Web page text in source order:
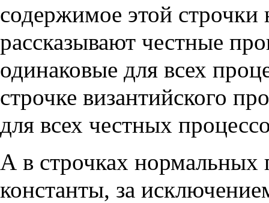
содержимое этой строчки
рассказывают честные
одинаковые для всех
строчке византийского
для всех честных
А в строчках нормальных
константы, за